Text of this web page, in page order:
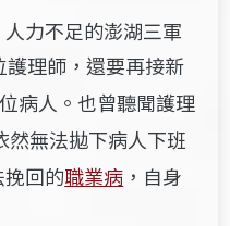
力不足的澎湖三軍
護理師，還要再接新
位病人。也曾聽聞護理
然無法拋下病人下班
回的職業病 ，自身